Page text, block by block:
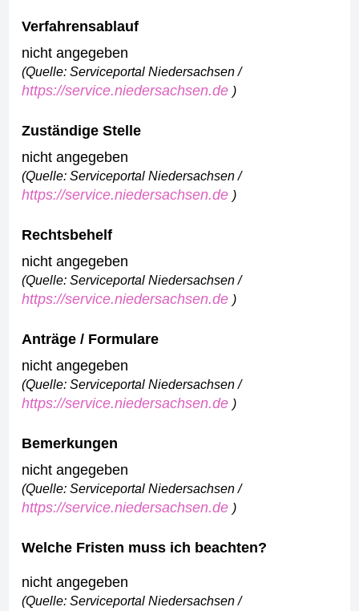
Verfahrensablauf
nicht angegeben
(Quelle: Serviceportal Niedersachsen /
https://service.niedersachsen.de )
Zuständige Stelle
nicht angegeben
(Quelle: Serviceportal Niedersachsen /
https://service.niedersachsen.de )
Rechtsbehelf
nicht angegeben
(Quelle: Serviceportal Niedersachsen /
https://service.niedersachsen.de )
Anträge / Formulare
nicht angegeben
(Quelle: Serviceportal Niedersachsen /
https://service.niedersachsen.de )
Bemerkungen
nicht angegeben
(Quelle: Serviceportal Niedersachsen /
https://service.niedersachsen.de )
Welche Fristen muss ich beachten?
nicht angegeben
(Quelle: Serviceportal Niedersachsen /